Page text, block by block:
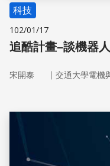
科技
102/01/17
追酷計畫–談機器
宋開泰 ｜ 交通大學電機